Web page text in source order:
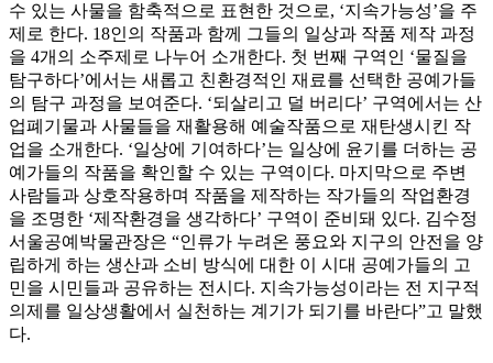
수 있는 사물을 함축적으로 표현한 것으로, ‘지속가능성’을 주
제로 한다. 18인의 작품과 함께 그들의 일상과 작품 제작 과정
을 4개의 소주제로 나누어 소개한다. 첫 번째 구역인 ‘물질을
탐구하다’에서는 새롭고 친환경적인 재료를 선택한 공예가들
의 탐구 과정을 보여준다. ‘되살리고 덜 버리다’ 구역에서는 산
업폐기물과 사물들을 재활용해 예술작품으로 재탄생시킨 작
업을 소개한다. ‘일상에 기여하다’는 일상에 윤기를 더하는 공
예가들의 작품을 확인할 수 있는 구역이다. 마지막으로 주변
사람들과 상호작용하며 작품을 제작하는 작가들의 작업환경
을 조명한 ‘제작환경을 생각하다’ 구역이 준비돼 있다. 김수정
서울공예박물관장은 “인류가 누려온 풍요와 지구의 안전을 양
립하게 하는 생산과 소비 방식에 대한 이 시대 공예가들의 고
민을 시민들과 공유하는 전시다. 지속가능성이라는 전 지구적
의제를 일상생활에서 실천하는 계기가 되기를 바란다”고 말했
다.